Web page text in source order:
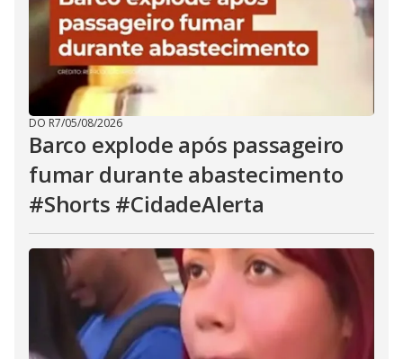
DO R7/05/08/2026
Barco explode após passageiro
fumar durante abastecimento
#Shorts #CidadeAlerta